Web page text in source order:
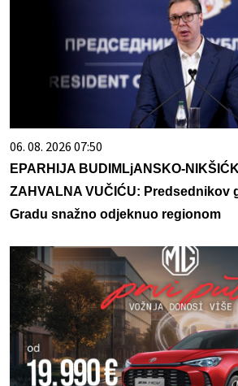
06. 08. 2026 07:50
EPARHIJA BUDIMLjANSKO-
ZAHVALNA VUČIĆU: Predsednikov
Gradu snažno odjeknuo regionom